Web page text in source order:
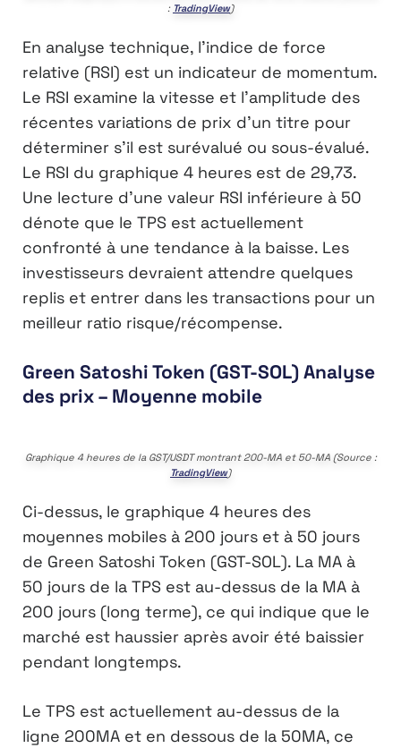
: TradingView)
En analyse technique, l’indice de force
relative (RSI) est un indicateur de momentum.
Le RSI examine la vitesse et l’amplitude des
récentes variations de prix d’un titre pour
déterminer s’il est surévalué ou sous-évalué.
Le RSI du graphique 4 heures est de 29,73.
Une lecture d’une valeur RSI inférieure à 50
dénote que le TPS est actuellement
confronté à une tendance à la baisse. Les
investisseurs devraient attendre quelques
replis et entrer dans les transactions pour un
meilleur ratio risque/récompense.
Green Satoshi Token (GST-SOL) Analyse
des prix – Moyenne mobile
Graphique 4 heures de la GST/USDT montrant 200-MA et 50-MA (Source :
TradingView)
Ci-dessus, le graphique 4 heures des
moyennes mobiles à 200 jours et à 50 jours
de Green Satoshi Token (GST-SOL). La MA à
50 jours de la TPS est au-dessus de la MA à
200 jours (long terme), ce qui indique que le
marché est haussier après avoir été baissier
pendant longtemps.
Le TPS est actuellement au-dessus de la
ligne 200MA et en dessous de la 50MA, ce